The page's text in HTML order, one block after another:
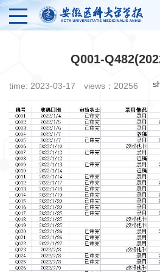
Q001-
time: 2023-03-17 views： 20256